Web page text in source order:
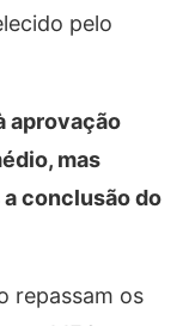
pelo
aprovação
mas
conclusão do
repassam os